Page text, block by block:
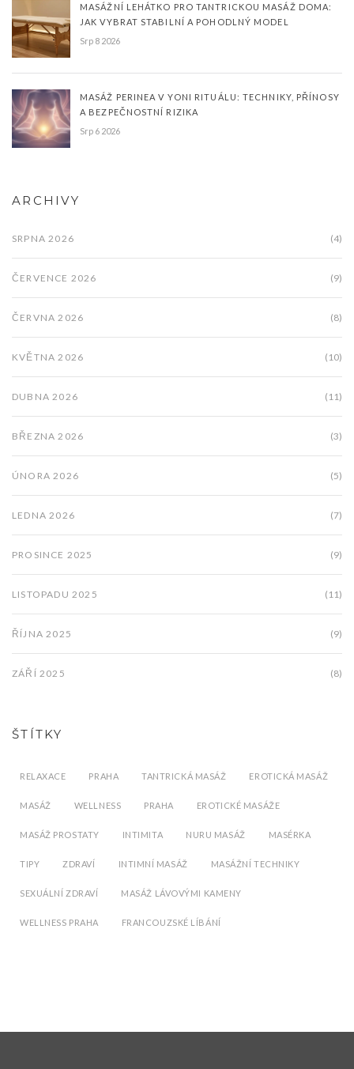
MASÁŽNÍ LEHÁTKO PRO TANTRICKOU MASÁŽ DOMA:
JAK VYBRAT STABILNÍ A POHODLNÝ MODEL
Srp 8 2026
MASÁŽ PERINEA V YONI RITUÁLU: TECHNIKY, PŘÍNOSY
A BEZPEČNOSTNÍ RIZIKA
Srp 6 2026
ARCHIVY
SRPNA 2026 (4)
ČERVENCE 2026 (9)
ČERVNA 2026 (8)
KVĚTNA 2026 (10)
DUBNA 2026 (11)
BŘEZNA 2026 (3)
ÚNORA 2026 (5)
LEDNA 2026 (7)
PROSINCE 2025 (9)
LISTOPADU 2025 (11)
ŘÍJNA 2025 (9)
ZÁŘÍ 2025 (8)
ŠTÍTKY
RELAXACE PRAHA TANTRICKÁ MASÁŽ EROTICKÁ MASÁŽ
MASÁŽ WELLNESS PRAHA EROTICKÉ MASÁŽE
MASÁŽ PROSTATY INTIMITA NURU MASÁŽ MASÉRKA
TIPY ZDRAVÍ INTIMNÍ MASÁŽ MASÁŽNÍ TECHNIKY
SEXUÁLNÍ ZDRAVÍ MASÁŽ LÁVOVÝMI KAMENY
WELLNESS PRAHA FRANCOUZSKÉ LÍBÁNÍ